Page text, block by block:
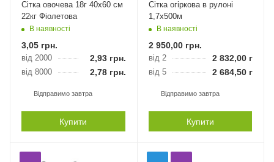
Сітка овочева 18г 40х60 см
22кг Фіолетова
В наявності
3,05 грн.
від 2000 2,93грн.
від 8000 2,78грн.
Відправимо завтра
Купити
Сітка огіркова в рулоні
1,7х500м
В наявності
2 950,00грн.
від 2 2 832,00грн.
від 5 2 684,50грн.
Відправимо завтра
Купити